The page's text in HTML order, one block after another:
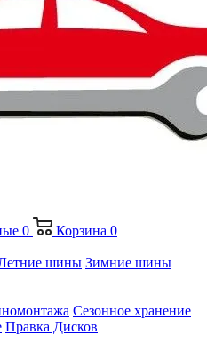
0 Корзина 0
шины Зимние шины
Сезонное хранение
Правка Дисков